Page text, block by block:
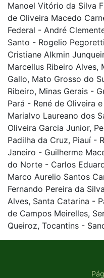
Manoel Vitório da Silva
de Oliveira Macedo
Federal - André
Santo - Rogelio
Cristiane Alkmin
Marcellus Ribeiro Alves,
Gallo, Mato Grosso do
Ribeiro, Minas Gerais -
Pará - René de Oliveira
Marialvo Laureano dos
Oliveira Garcia Junior,
Padilha da Cruz, Piauí -
Janeiro - Guilherme
do Norte - Carlos
Marco Aurelio Santos
Fernando Pereira da
Alves, Santa Catarina -
de Campos Meirelles,
Queiroz, Tocantins -